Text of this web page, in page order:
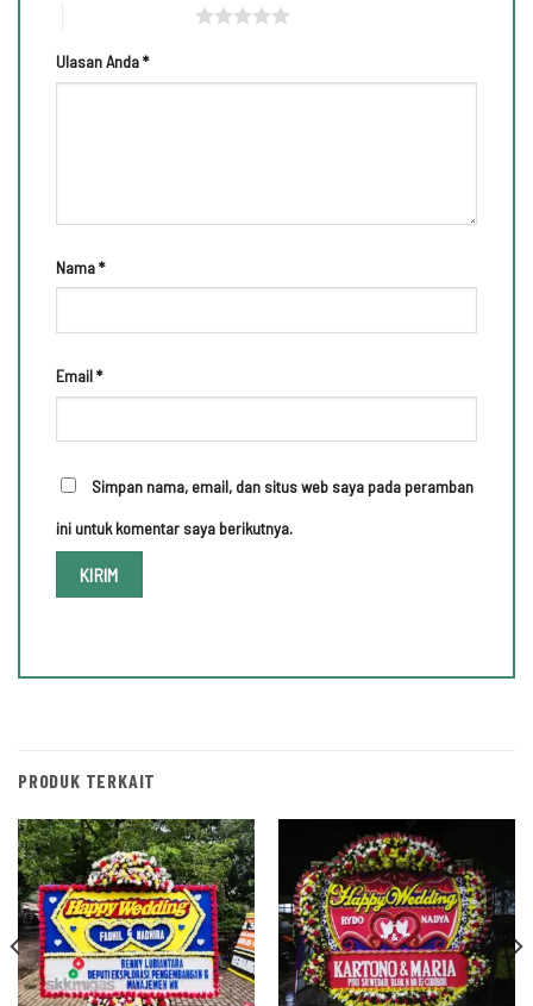
Ulasan Anda*
Nama*
Email*
Simpan nama, email, dan situs web saya pada peramban
ini untuk komentar saya berikutnya.
PRODUK TERKAIT